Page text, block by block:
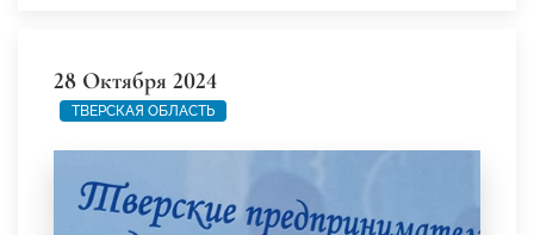
28 Октября 2024
ТВЕРСКАЯ ОБЛАСТЬ